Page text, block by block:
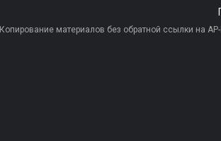
Копирование материалов без обратной ссылки на